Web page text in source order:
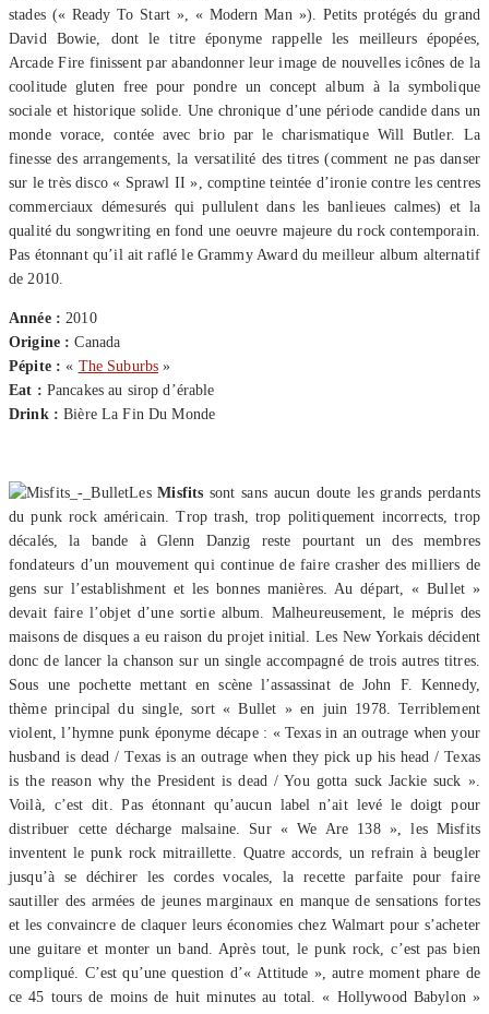
stades (« Ready To Start », « Modern Man »). Petits protégés du grand
David Bowie, dont le titre éponyme rappelle les meilleurs épopées,
Arcade Fire finissent par abandonner leur image de nouvelles icônes de la
coolitude gluten free pour pondre un concept album à la symbolique
sociale et historique solide. Une chronique d’une période candide dans un
monde vorace, contée avec brio par le charismatique Will Butler. La
finesse des arrangements, la versatilité des titres (comment ne pas danser
sur le très disco « Sprawl II », comptine teintée d’ironie contre les centres
commerciaux démesurés qui pullulent dans les banlieues calmes) et la
qualité du songwriting en fond une oeuvre majeure du rock contemporain.
Pas étonnant qu’il ait raflé le Grammy Award du meilleur album alternatif
de 2010.
Année : 2010
Origine : Canada
Pépite : « The Suburbs »
Eat : Pancakes au sirop d’érable
Drink : Bière La Fin Du Monde
LesMisfits sont sans aucun doute les grands perdants
du punk rock américain. Trop trash, trop politiquement incorrects, trop
décalés, la bande à Glenn Danzig reste pourtant un des membres
fondateurs d’un mouvement qui continue de faire crasher des milliers de
gens sur l’establishment et les bonnes manières. Au départ, « Bullet »
devait faire l’objet d’une sortie album. Malheureusement, le mépris des
maisons de disques a eu raison du projet initial. Les New Yorkais décident
donc de lancer la chanson sur un single accompagné de trois autres titres.
Sous une pochette mettant en scène l’assassinat de John F. Kennedy,
thème principal du single, sort « Bullet » en juin 1978. Terriblement
violent, l’hymne punk éponyme décape : « Texas in an outrage when your
husband is dead / Texas is an outrage when they pick up his head / Texas
is the reason why the President is dead / You gotta suck Jackie suck ».
Voilà, c’est dit. Pas étonnant qu’aucun label n’ait levé le doigt pour
distribuer cette décharge malsaine. Sur « We Are 138 », les Misfits
inventent le punk rock mitraillette. Quatre accords, un refrain à beugler
jusqu’à se déchirer les cordes vocales, la recette parfaite pour faire
sautiller des armées de jeunes marginaux en manque de sensations fortes
et les convaincre de claquer leurs économies chez Walmart pour s’acheter
une guitare et monter un band. Après tout, le punk rock, c’est pas bien
compliqué. C’est qu’une question d’« Attitude », autre moment phare de
ce 45 tours de moins de huit minutes au total. « Hollywood Babylon »